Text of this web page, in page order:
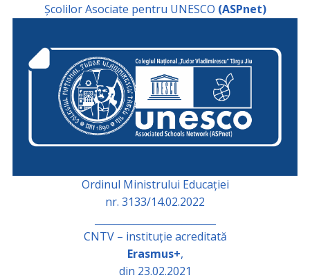
Școlilor Asociate pentru UNESCO (ASPnet)
Ordinul Ministrului Educației
nr. 3133/14.02.2022
CNTV – instituție acreditată
Erasmus+,
din 23.02.2021